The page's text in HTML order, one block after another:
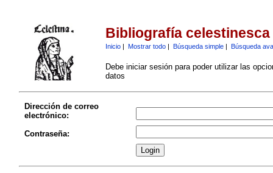
Bibliografía celestinesca
Inicio| Mostrar todo| Búsqueda simple| Búsqueda
Debe iniciar sesión para poder utilizar las
datos
Dirección de correo
electrónico:
Contraseña: